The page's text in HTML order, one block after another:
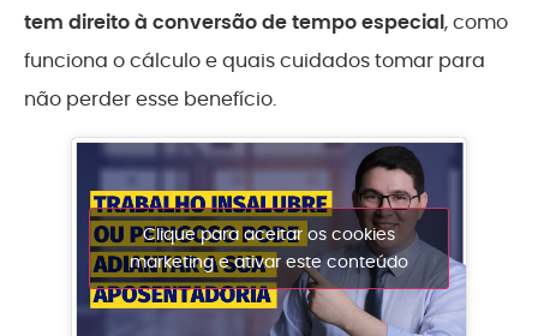
tem direito à conversão de tempo especial, como
funciona o cálculo e quais cuidados tomar para
não perder esse benefício.
Clique para aceitar os cookies
marketing e ativar este conteúdo